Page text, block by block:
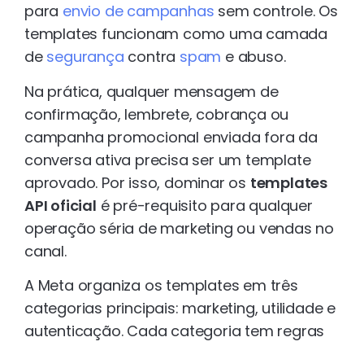
para envio de campanhas sem controle. Os
templates funcionam como uma camada
de segurança contra spam e abuso.
Na prática, qualquer mensagem de
confirmação, lembrete, cobrança ou
campanha promocional enviada fora da
conversa ativa precisa ser um template
aprovado. Por isso, dominar os templates
API oficial é pré-requisito para qualquer
operação séria de marketing ou vendas no
canal.
A Meta organiza os templates em três
categorias principais: marketing, utilidade e
autenticação. Cada categoria tem regras